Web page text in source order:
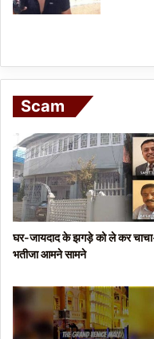
Scam
घर-जायदाद के झगड़े को ले कर
भतीजा आमने सामने